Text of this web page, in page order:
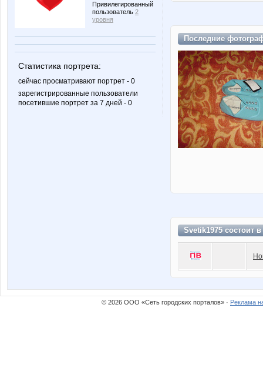
Привилегированный
пользователь 2
уровня
Статистика портрета:
сейчас просматривают портрет - 0
зарегистрированные пользователи
посетившие портрет за 7 дней - 0
Последние
Svetik1975 состоит в
© 2026 ООО «Сеть городских порталов» · Реклама